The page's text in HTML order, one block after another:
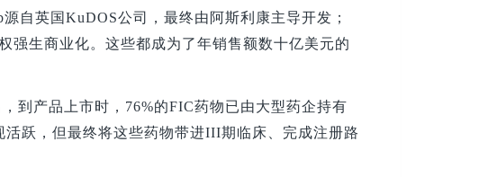
自英国KuDOS公司，最终由阿斯利康主导开发；
强生商业化。这些都成为了年销售额数十亿美元的
到产品上市时，76%的FIC药物已由大型药企持有
跃，但最终将这些药物带进III期临床、完成注册路